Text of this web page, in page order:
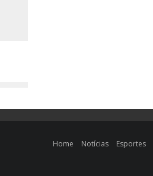
Home Notícias Esportes